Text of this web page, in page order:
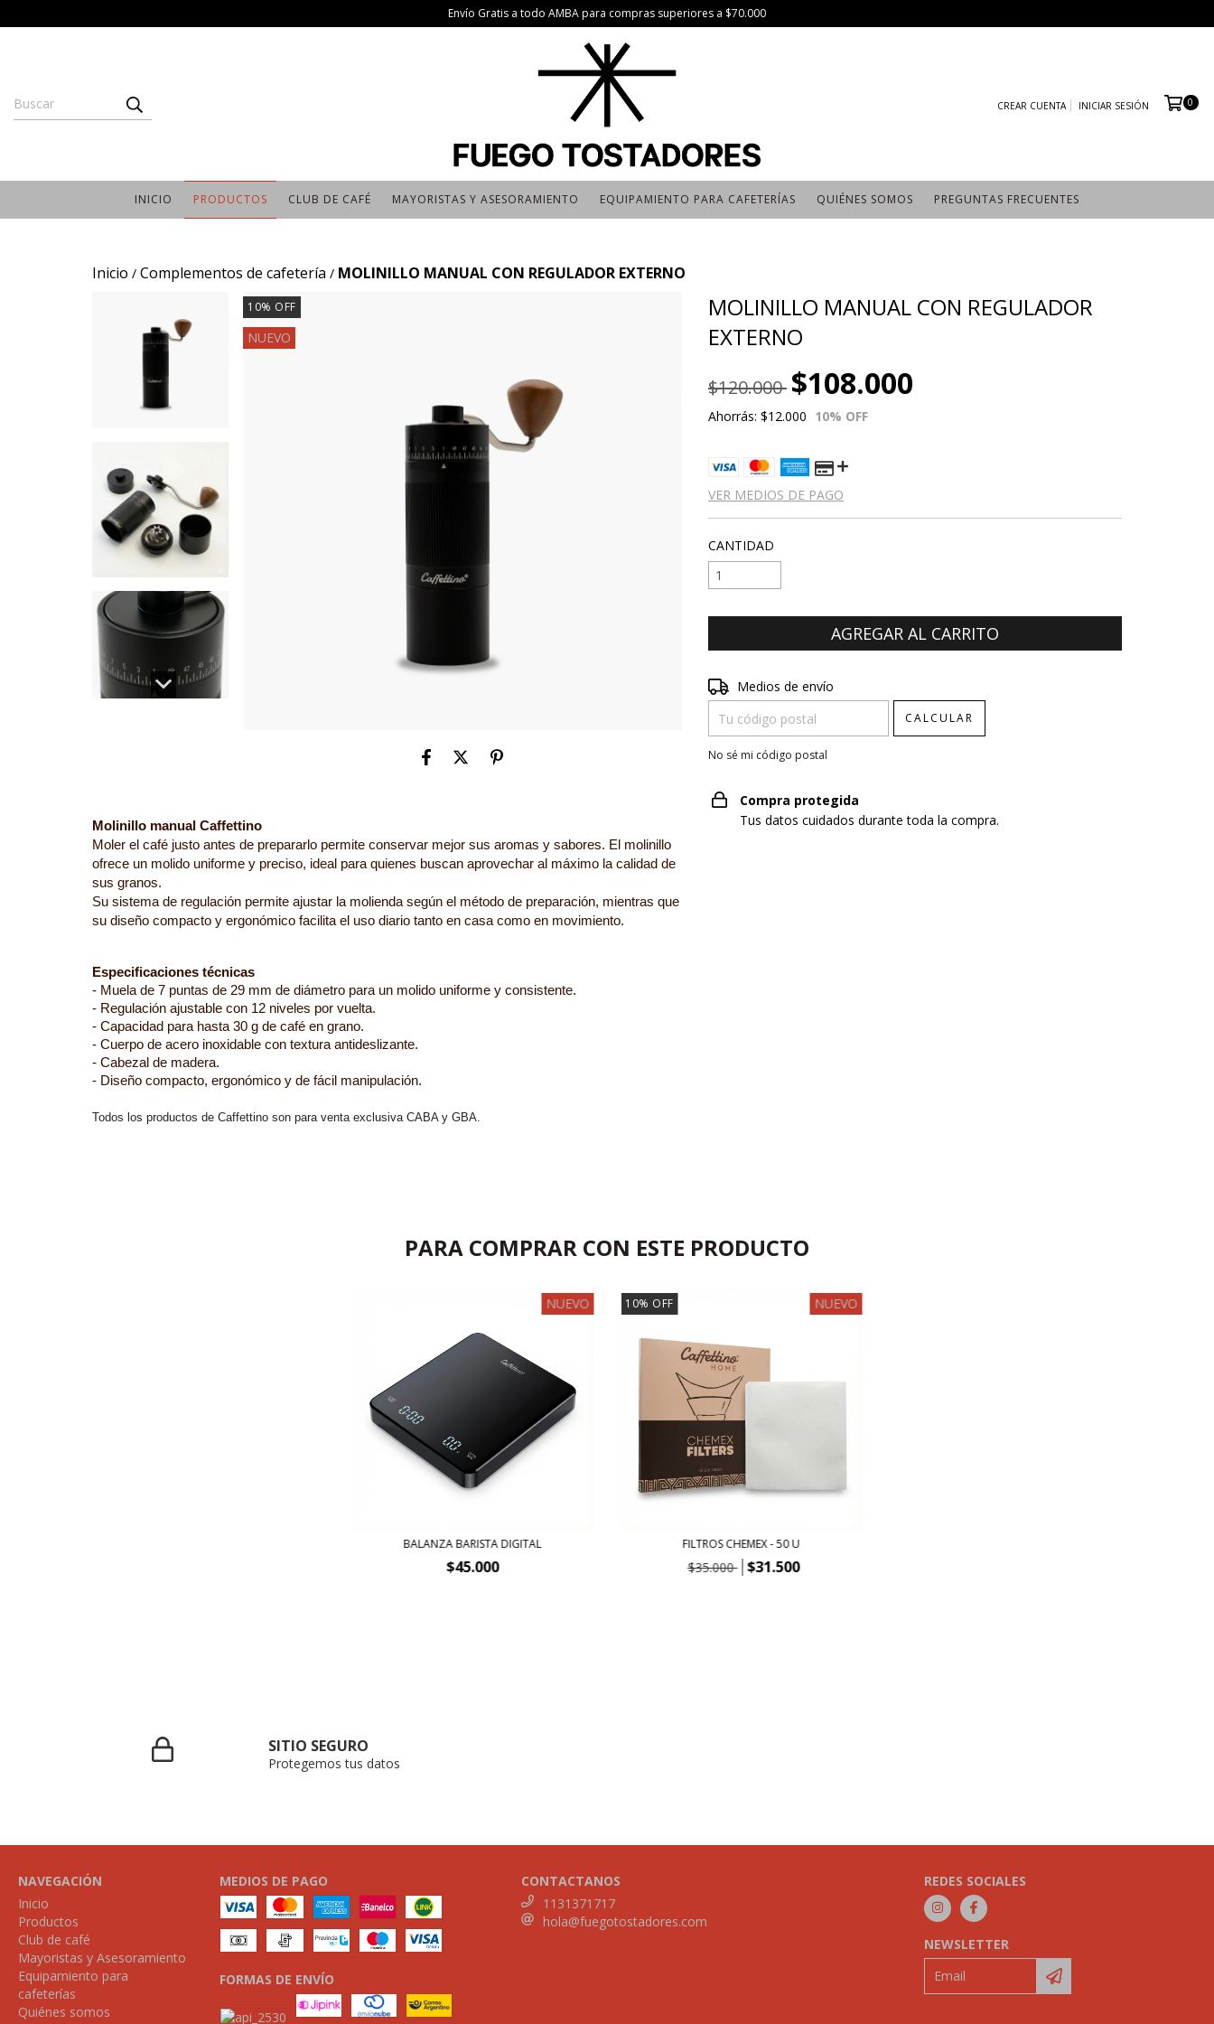
Envío Gratis a todo AMBA para compras superiores a $70.000
CREAR CUENTA INICIAR SESIÓN 0
INICIO PRODUCTOS CLUB DE CAFÉ MAYORISTAS Y ASESORAMIENTO EQUIPAMIENTO PARA CAFETERÍAS QUIÉNES SOMOS PREGUNTAS FRECUENTES
Inicio / Complementos de cafetería / MOLINILLO MANUAL CON REGULADOR EXTERNO
10% OFF
NUEVO
Molinillo manual Caffettino
Moler el café justo antes de prepararlo permite conservar mejor sus aromas y sabores. El molinillo
ofrece un molido uniforme y preciso, ideal para quienes buscan aprovechar al máximo la calidad de
sus granos.
Su sistema de regulación permite ajustar la molienda según el método de preparación, mientras que
su diseño compacto y ergonómico facilita el uso diario tanto en casa como en movimiento.
Especificaciones técnicas
- Muela de 7 puntas de 29 mm de diámetro para un molido uniforme y consistente.
- Regulación ajustable con 12 niveles por vuelta.
- Capacidad para hasta 30 g de café en grano.
- Cuerpo de acero inoxidable con textura antideslizante.
- Cabezal de madera.
- Diseño compacto, ergonómico y de fácil manipulación.
Todos los productos de Caffettino son para venta exclusiva CABA y GBA.
MOLINILLO MANUAL CON REGULADOR
EXTERNO
$120.000 $108.000
Ahorrás: $12.000 10% OFF
VER MEDIOS DE PAGO
CANTIDAD
Entregas para el CP:
Medios de envío
CALCULAR
No sé mi código postal
Compra protegida
Tus datos cuidados durante toda la compra.
PARA COMPRAR CON ESTE PRODUCTO
NUEVO
BALANZA BARISTA DIGITAL
$45.000
10% OFF NUEVO
FILTROS CHEMEX - 50 U
$35.000 $31.500
SITIO SEGURO
Protegemos tus datos
NAVEGACIÓN
Inicio
Productos
Club de café
Mayoristas y Asesoramiento
Equipamiento para
cafeterías
Quiénes somos
MEDIOS DE PAGO
FORMAS DE ENVÍO
CONTACTANOS
1131371717
hola@fuegotostadores.com
REDES SOCIALES
NEWSLETTER